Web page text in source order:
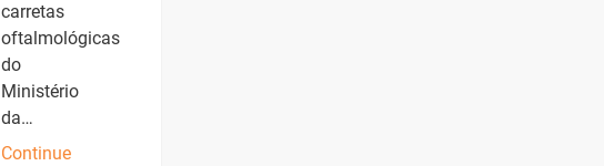
carretas
oftalmológicas
do
Ministério
da…
Continue